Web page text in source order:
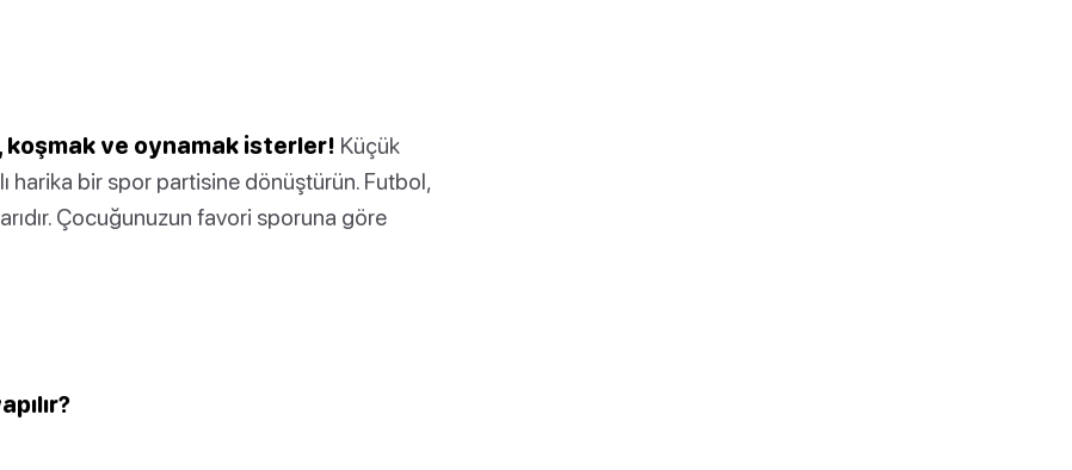
koşmak ve oynamak isterler! Küçük
harika bir spor partisine dönüştürün. Futbol,
Çocuğunuzun favori sporuna göre